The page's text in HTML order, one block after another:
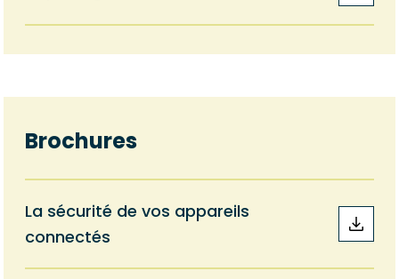
Brochures
La sécurité de vos appareils
connectés